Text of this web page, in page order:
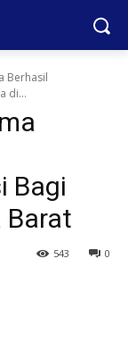
Berhasil
di...
Bagi
Barat
0
543